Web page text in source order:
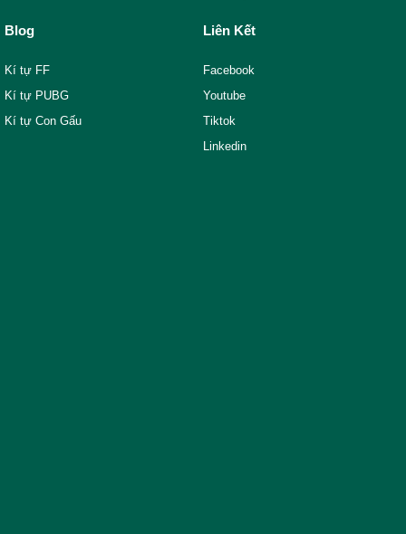
Blog
Kí tự FF
Kí tự PUBG
Kí tự Con Gấu
Liên Kết
Facebook
Youtube
Tiktok
Linkedin